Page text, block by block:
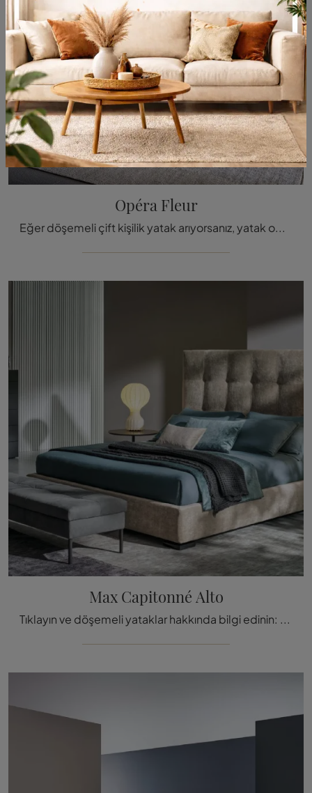
Opéra Fleur
Eğer döşemeli çift kişilik yatak arıyorsanız, yatak odasını süslemek için kumaş Opéra Fleur modelini size sunuyor
Max Capitonné Alto
Tıklayın ve döşemeli yataklar hakkında bilgi edinin: modern çift kişilik modeller arıyorsanız, Max Capitonné Alto Twils modeli